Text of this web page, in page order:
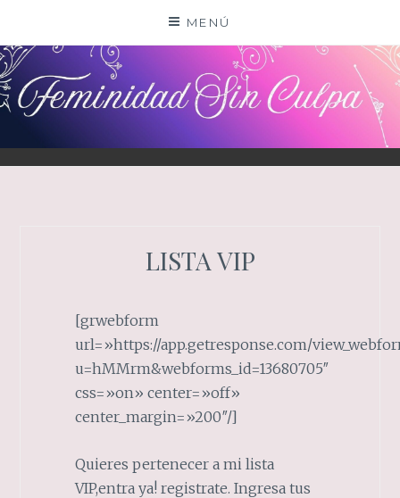
contenido
MENÚ
LISTA VIP
[grwebform
url=»https://app.getresponse.com/
u=hMMrm&webforms_id=13680705″
css=»on» center=»off»
center_margin=»200″/]
Quieres pertenecer a mi lista
VIP,entra ya! registrate. Ingresa tus